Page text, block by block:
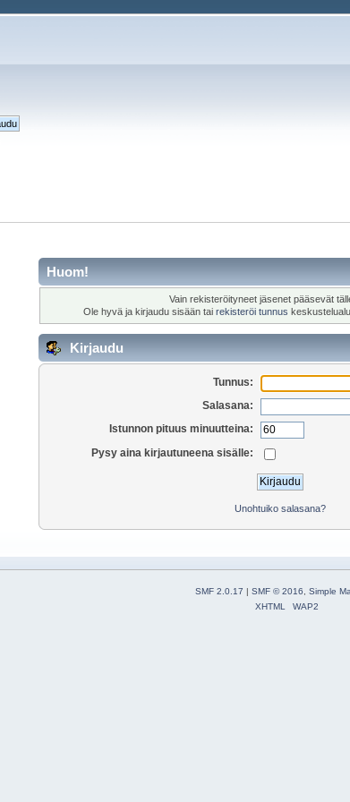
Huom!
Vain rekisteröityneet jäsenet pääsevät
Ole hyvä ja kirjaudu sisään tai rekisteröi tunnus
Kirjaudu
Tunnus:
Salasana:
Istunnon pituus minuutteina:
Pysy aina kirjautuneena sisälle:
Unohtuiko salasana?
SMF 2.0.17 | SMF © 2016
Simple
XHTML
WAP2